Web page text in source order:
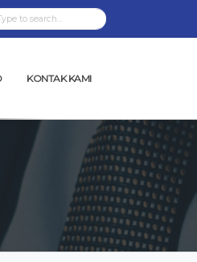
KONTAK KAMI